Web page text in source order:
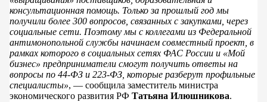
консультационная помощь. Только за прошлый год мы
получили более 300 вопросов, связанных с закупками, через
социальные сети. Поэтому мы с коллегами из Федеральной
антимонопольной службы начинаем совместный проект, в
рамках которого в социальных сетях ФАС России и «Мой
бизнес» предприниматели смогут получить ответы на
вопросы по 44-ФЗ и 223-ФЗ, которые разберут профильные
специалисты», — сообщила заместитель министра
экономического развития РФ Татьяна Илюшникова.